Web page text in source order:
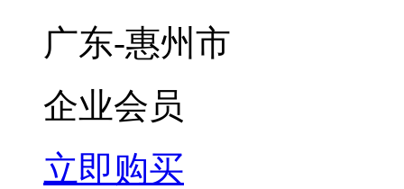
广东-惠州市
企业会员
立即购买